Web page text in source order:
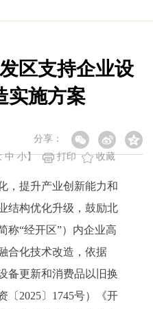
区支持企业设
实施方案
分享：
中 小】 打印 收藏
提升产业创新能力和
结构优化升级，鼓励北
称“经开区”）内企业高
合化技术改造，依据
备更新和消费品以旧换
〔2025〕1745号）《开